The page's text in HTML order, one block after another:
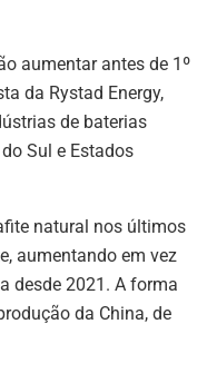
aumentar antes de 1º
da Rystad Energy,
de baterias
Sul e Estados
natural nos últimos
aumentando em vez
desde 2021. A forma
da China, de